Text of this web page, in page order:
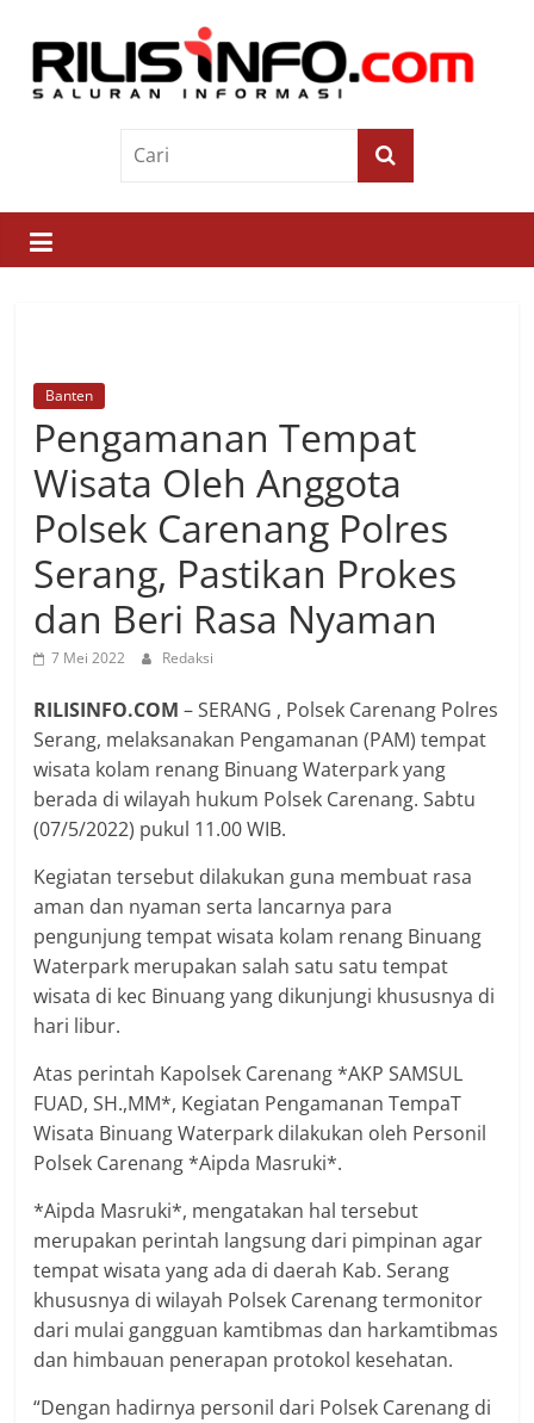
contentRilis
Saluran
Informasi
Banten
Pengamanan Tempat
Wisata Oleh Anggota
Polsek Carenang Polres
Serang, Pastikan Prokes
dan Beri Rasa Nyaman
7 Mei 2022 Redaksi
RILISINFO.COM – SERANG , Polsek Carenang Polres
Serang, melaksanakan Pengamanan (PAM) tempat
wisata kolam renang Binuang Waterpark yang
berada di wilayah hukum Polsek Carenang. Sabtu
(07/5/2022) pukul 11.00 WIB.
Kegiatan tersebut dilakukan guna membuat rasa
aman dan nyaman serta lancarnya para
pengunjung tempat wisata kolam renang Binuang
Waterpark merupakan salah satu satu tempat
wisata di kec Binuang yang dikunjungi khususnya di
hari libur.
Atas perintah Kapolsek Carenang *AKP SAMSUL
FUAD, SH.,MM*, Kegiatan Pengamanan TempaT
Wisata Binuang Waterpark dilakukan oleh Personil
Polsek Carenang *Aipda Masruki*.
*Aipda Masruki*, mengatakan hal tersebut
merupakan perintah langsung dari pimpinan agar
tempat wisata yang ada di daerah Kab. Serang
khususnya di wilayah Polsek Carenang termonitor
dari mulai gangguan kamtibmas dan harkamtibmas
dan himbauan penerapan protokol kesehatan.
“Dengan hadirnya personil dari Polsek Carenang di